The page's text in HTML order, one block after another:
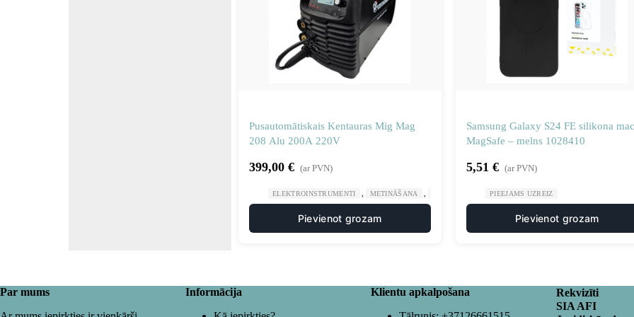
Pusautomātiskais Kentauras Mig Mag
208 Alu 200A 220V
399,00 € (ar PVN)
ELEKTROINSTRUMENTI METINĀŠANA METINĀŠANAS IEKĀRTAS , PIEEJAMS UZREIZ
Pievienot grozam
Samsung Galaxy S24 FE silikona
MagSafe – melns 1028410
5,51 € (ar PVN)
PIEEJAMS UZREIZ
Pievienot grozam
Par mums
Informācija
Klientu apkalpošana
Rekvizīti
SIA AFI